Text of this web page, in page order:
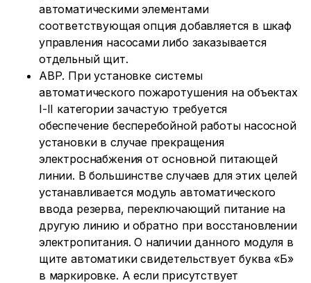
автоматическими элементами
соответствующая опция добавляется в шкаф
управления насосами либо заказывается
отдельный щит.
АВР. При установке системы
автоматического пожаротушения на объектах
I-II категории зачастую требуется
обеспечение бесперебойной работы насосной
установки в случае прекращения
электроснабжения от основной питающей
линии. В большинстве случаев для этих целей
устанавливается модуль автоматического
ввода резерва, переключающий питание на
другую линию и обратно при восстановлении
электропитания. О наличии данного модуля в
щите автоматики свидетельствует буква «Б»
в маркировке. А если присутствует